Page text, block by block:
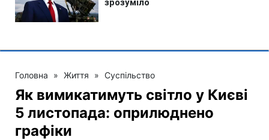
Головна » Життя » Суспільство
Як вимикатимуть світло у Києві
5 листопада: оприлюднено
графіки